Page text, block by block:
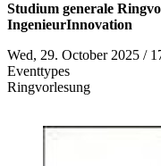
Studium generale
IngenieurInnovation
Wed, 29. October 2025 /
Eventtypes
Ringvorlesung